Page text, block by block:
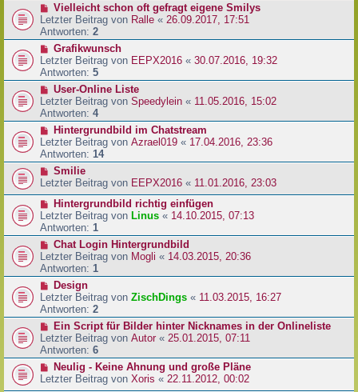
Vielleicht schon oft gefragt eigene Smilys
Letzter Beitrag von Ralle « 26.09.2017, 17:51
Antworten: 2
Grafikwunsch
Letzter Beitrag von EEPX2016 « 30.07.2016, 19:32
Antworten: 5
User-Online Liste
Letzter Beitrag von Speedylein « 11.05.2016, 15:02
Antworten: 4
Hintergrundbild im Chatstream
Letzter Beitrag von Azrael019 « 17.04.2016, 23:36
Antworten: 14
Smilie
Letzter Beitrag von EEPX2016 « 11.01.2016, 23:03
Hintergrundbild richtig einfügen
Letzter Beitrag von Linus « 14.10.2015, 07:13
Antworten: 1
Chat Login Hintergrundbild
Letzter Beitrag von Mogli « 14.03.2015, 20:36
Antworten: 1
Design
Letzter Beitrag von ZischDings « 11.03.2015, 16:27
Antworten: 2
Ein Script für Bilder hinter Nicknames in der Onlineliste
Letzter Beitrag von Autor « 25.01.2015, 07:11
Antworten: 6
Neulig - Keine Ahnung und große Pläne
Letzter Beitrag von Xoris « 22.11.2012, 00:02